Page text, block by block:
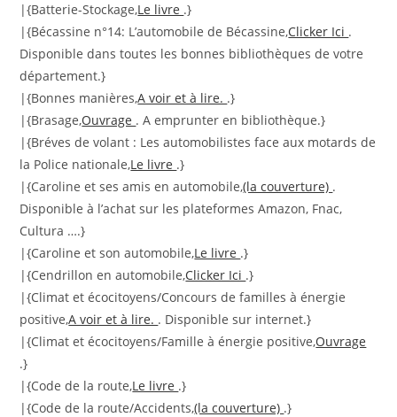
|{Batterie-Stockage,Le livre .}
|{Bécassine n°14: L’automobile de Bécassine,Clicker Ici .
Disponible dans toutes les bonnes bibliothèques de votre
département.}
|{Bonnes manières,A voir et à lire. .}
|{Brasage,Ouvrage . A emprunter en bibliothèque.}
|{Bréves de volant : Les automobilistes face aux motards de
la Police nationale,Le livre .}
|{Caroline et ses amis en automobile,(la couverture) .
Disponible à l’achat sur les plateformes Amazon, Fnac,
Cultura ….}
|{Caroline et son automobile,Le livre .}
|{Cendrillon en automobile,Clicker Ici .}
|{Climat et écocitoyens/Concours de familles à énergie
positive,A voir et à lire. . Disponible sur internet.}
|{Climat et écocitoyens/Famille à énergie positive,Ouvrage
.}
|{Code de la route,Le livre .}
|{Code de la route/Accidents,(la couverture) .}